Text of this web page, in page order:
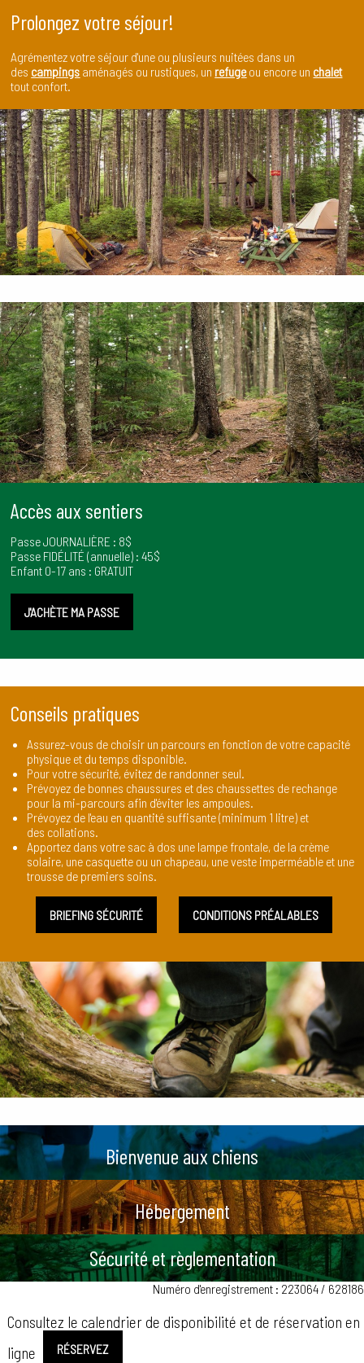
Prolongez votre séjour!
Agrémentez votre séjour d'une ou plusieurs nuitées dans un
des campings aménagés ou rustiques, un refugeou encore un chalet
tout confort.
Accès aux sentiers
Passe JOURNALIÈRE : 8$
Passe FIDÉLITÉ (annuelle) : 45$
Enfant 0-17 ans : GRATUIT
J'ACHÈTE MA PASSE
Conseils pratiques
Assurez-vous de choisir un parcours en fonction de votre capacité
physique et du temps disponible.
Pour votre sécurité, évitez de randonner seul.
Prévoyez de bonnes chaussures et des chaussettes de rechange
pour la mi-parcours afin d'éviter les ampoules.
Prévoyez de l'eau en quantité suffisante (minimum 1 litre) et
des collations.
Apportez dans votre sac à dos une lampe frontale, de la crème
solaire, une casquette ou un chapeau, une veste imperméable et une
trousse de premiers soins.
BRIEFING SÉCURITÉ CONDITIONS PRÉALABLES
Bienvenue aux chiens
Hébergement
Sécurité et règlementation
Numéro d'enregistrement : 223064 / 628186
Consultez le calendrier de disponibilité et de réservation en
ligne
RÉSERVEZ